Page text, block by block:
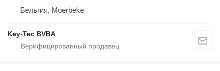
Бельгия, Moerbeke
Key-Tec BVBA